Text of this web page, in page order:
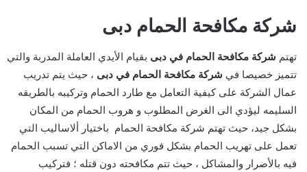
شركة مكافحة الحمام دبى
تهتم شركة مكافحة الحمام في دبى بقيام الأيدي العاملة المدربة والتي
تتميز خصيصا في شركة مكافحة الحمام في دبى ، حيث يتم تدريب
عمال الشركة على كيفية التعامل مع طارد الحمام وتركيبه بالطريقه
السليمه ليؤدي الى الغرض المطلوب و هروب الحمام من المكان
بشكل جيد، حيث تهتم شركة مكافحة الحمام باختيار ألاساليب التي
تعمل على تهريب الحمام بشكل فوري من الاماكن التي تسبب الحمام
فيه بالأضرار والمشاكل ، حيث تتم مكافحته دون قتله ؛ فتركيب